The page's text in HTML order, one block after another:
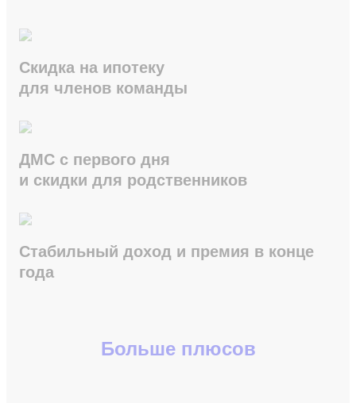
Скидка на ипотеку
для членов команды
ДМС с первого дня
и скидки для родственников
Стабильный доход и премия в конце
года
Больше плюсов